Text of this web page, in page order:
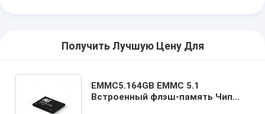
Получить Лучшую Цену Для
EMMC5.164GB EMMC 5.1
Встроенный флэш-память Чип